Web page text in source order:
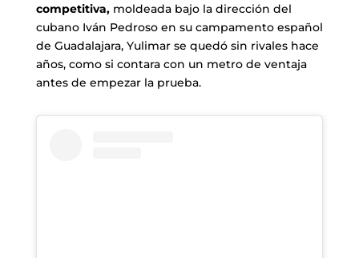
competitiva,moldeada bajo la dirección del
cubano Iván Pedroso en su campamento español
de Guadalajara, Yulimar se quedó sin rivales hace
años, como si contara con un metro de ventaja
antes de empezar la prueba.